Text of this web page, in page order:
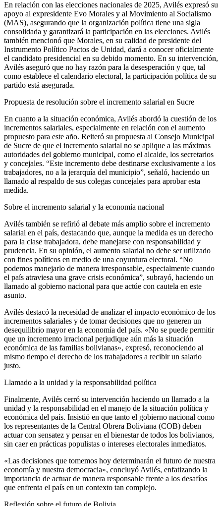
En relación con las elecciones nacionales de 2025, Avilés expresó su
apoyo al expresidente Evo Morales y al Movimiento al Socialismo
(MAS), asegurando que la organización política tiene una sigla
consolidada y garantizará la participación en las elecciones. Avilés
también mencionó que Morales, en su calidad de presidente del
Instrumento Político Pactos de Unidad, dará a conocer oficialmente
el candidato presidencial en su debido momento. En su intervención,
Avilés aseguró que no hay razón para la desesperación y que, tal
como establece el calendario electoral, la participación política de su
partido está asegurada.
Propuesta de resolución sobre el incremento salarial en Sucre
En cuanto a la situación económica, Avilés abordó la cuestión de los
incrementos salariales, especialmente en relación con el aumento
propuesto para este año. Reiteró su propuesta al Consejo Municipal
de Sucre de que el incremento salarial no se aplique a las máximas
autoridades del gobierno municipal, como el alcalde, los secretarios
y concejales. “Este incremento debe destinarse exclusivamente a los
trabajadores, no a la jerarquía del municipio”, señaló, haciendo un
llamado al respaldo de sus colegas concejales para aprobar esta
medida.
Sobre el incremento salarial y la economía nacional
Avilés también se refirió al debate más amplio sobre el incremento
salarial en el país, destacando que, aunque la medida es un derecho
para la clase trabajadora, debe manejarse con responsabilidad y
prudencia. En su opinión, el aumento salarial no debe ser utilizado
con fines políticos en medio de una coyuntura electoral. “No
podemos manejarlo de manera irresponsable, especialmente cuando
el país atraviesa una grave crisis económica”, subrayó, haciendo un
llamado al gobierno nacional para que actúe con cautela en este
asunto.
Avilés destacó la necesidad de analizar el impacto económico de los
incrementos salariales y de tomar decisiones que no generen un
desequilibrio mayor en la economía del país. «No se puede permitir
que un incremento irracional perjudique aún más la situación
económica de las familias bolivianas», expresó, reconociendo al
mismo tiempo el derecho de los trabajadores a recibir un salario
justo.
Llamado a la unidad y la responsabilidad política
Finalmente, Avilés cerró su intervención haciendo un llamado a la
unidad y la responsabilidad en el manejo de la situación política y
económica del país. Insistió en que tanto el gobierno nacional como
los representantes de la Central Obrera Boliviana (COB) deben
actuar con sensatez y pensar en el bienestar de todos los bolivianos,
sin caer en prácticas populistas o intereses electorales inmediatos.
«Las decisiones que tomemos hoy determinarán el futuro de nuestra
economía y nuestra democracia», concluyó Avilés, enfatizando la
importancia de actuar de manera responsable frente a los desafíos
que enfrenta el país en un contexto tan complejo.